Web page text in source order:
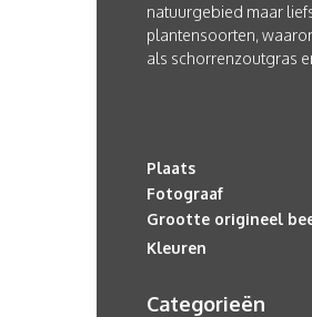
natuurgebied maar
plantensoorten,
als schorrenzoutgras
Plaats
Fotograaf
Grootte origineel
Kleuren
Categorieën